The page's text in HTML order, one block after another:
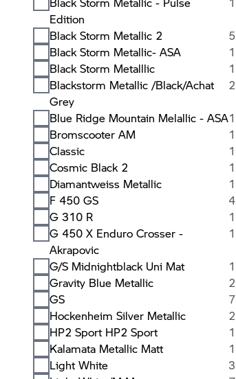
Edition
Black Storm Metallic 2
5
Black Storm Metallic- ASA
1
Black Storm Metalllic
1
Blackstorm Metallic /Black/Achat
Grey
2
Blue Ridge Mountain Melallic - ASA1
Bromscooter AM
1
Classic
1
Cosmic Black 2
1
Diamantweiss Metallic
1
F 450 GS
4
G 310 R
1
G 450 X Enduro Crosser -
Akrapovic
1
G/S Midnightblack Uni Mat
1
Gravity Blue Metallic
2
GS
7
Hockenheim Silver Metallic
2
HP2 Sport HP2 Sport
1
Kalamata Metallic Matt
1
Light White
3